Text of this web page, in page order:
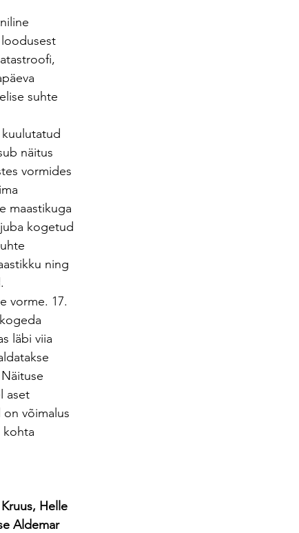
suhte
näitus
vormides
maastikuga
kogetud
ning
vorme. 17.
läbi viia
aset
on võimalus
kohta
Helle
Aldemar